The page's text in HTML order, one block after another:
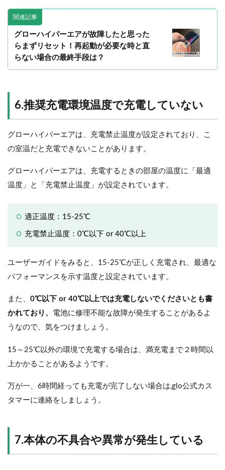
関連記事
グローハイパーエアが故障したと思った
らまずリセット！再起動が必要な時と直
らない場合の最終手段は？
6.推奨充電環境温度で充電していない
グローハイパーエアは、充電禁止温度が設定されており、こ
の室温だと充電できないことがあります。
グローハイパーエアは、充電するときの部屋の温度に「最適
温度」と「充電禁止温度」が設定されています。
適正温度：15-25℃
充電禁止温度：0℃以下 or 40℃以上
ユーザーガイドをみると、15-25℃が正しく充電され、最適な
パフォーマンスを示す温度と設定されています。
また、 0℃以下 or 40℃以上では充電しないでくださいとも書
かれており、 電池に修理不能な故障が発生することがあるよ
うなので、気をつけましょう。
15～25℃以外の環境で充電する場合は、満充電まで２時間以
上かかることがあるようです。
万が一、6時間経っても充電が完了しない場合は,glo公式カス
タマーに連絡をしましょう。
7.本体の不具合や異常が発生している